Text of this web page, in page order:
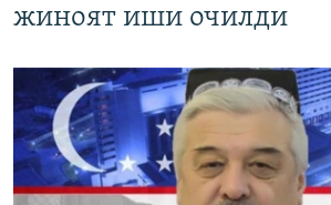
жиноят иши очилди